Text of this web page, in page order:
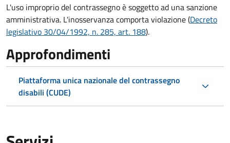
L'uso improprio del contrassegno è soggetto ad una sanzione
amministrativa. L'inosservanza comporta violazione (Decreto
legislativo 30/04/1992, n. 285, art. 188).
Approfondimenti
Piattaforma unica nazionale del contrassegno
disabili (CUDE)